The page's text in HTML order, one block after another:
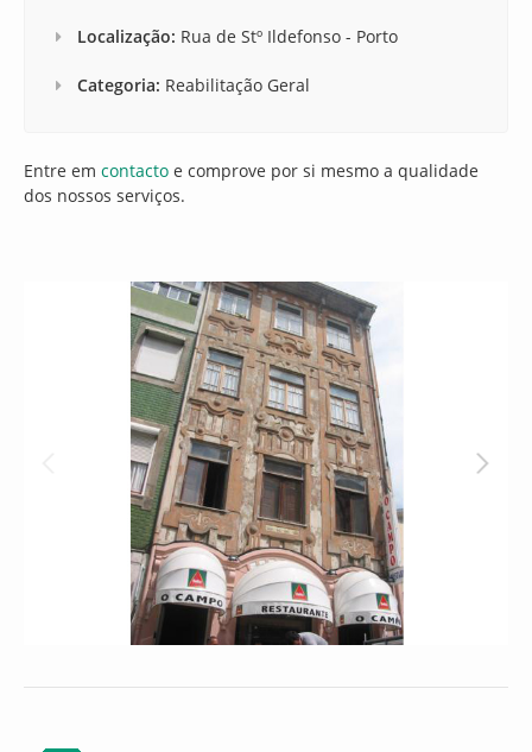
Localização: Rua de Stº Ildefonso - Porto
Categoria: Reabilitação Geral
Entre em contacto e comprove por si mesmo a qualidade
dos nossos serviços.